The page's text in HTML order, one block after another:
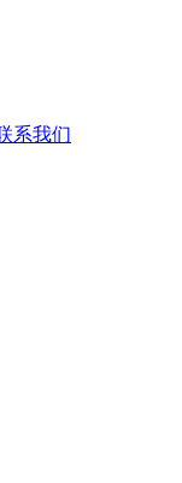
系我们